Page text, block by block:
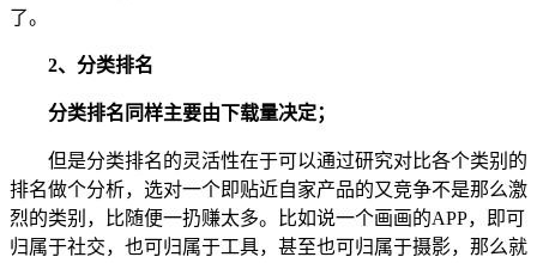
了。
2、分类排名
分类排名同样主要由下载量决定；
但是分类排名的灵活性在于可以通过研究对比各个类别的
排名做个分析，选对一个即贴近自家产品的又竞争不是那么激
烈的类别，比随便一扔赚太多。比如说一个画画的APP，即可
归属于社交，也可归属于工具，甚至也可归属于摄影，那么就